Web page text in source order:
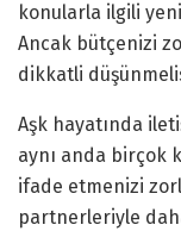
konularla ilgili
Ancak bütçenizi
dikkatli
Aşk hayatında
aynı anda birçok
ifade etmenizi
partnerleriyle